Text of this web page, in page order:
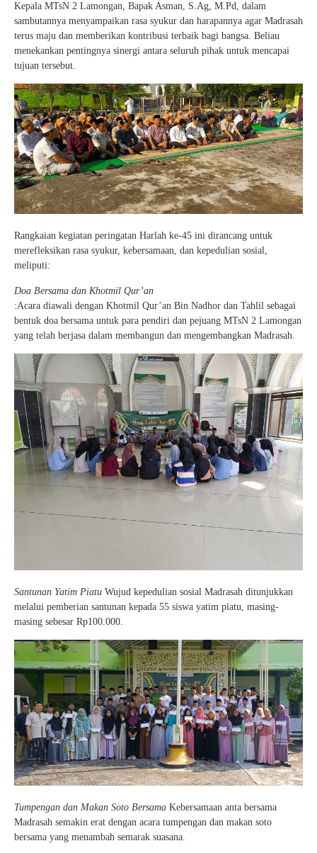
Kepala MTsN 2 Lamongan, Bapak Asman, S.Ag, M.Pd, dalam
sambutannya menyampaikan rasa syukur dan harapannya agar Madrasah
terus maju dan memberikan kontribusi terbaik bagi bangsa. Beliau
menekankan pentingnya sinergi antara seluruh pihak untuk mencapai
tujuan tersebut.
Rangkaian kegiatan peringatan Harlah ke-45 ini dirancang untuk
merefleksikan rasa syukur, kebersamaan, dan kepedulian sosial,
meliputi:
Doa Bersama dan Khotmil Qur’an
:Acara diawali dengan Khotmil Qur’an Bin Nadhor dan Tahlil sebagai
bentuk doa bersama untuk para pendiri dan pejuang MTsN 2 Lamongan
yang telah berjasa dalam membangun dan mengembangkan Madrasah.
Santunan Yatim Piatu Wujud kepedulian sosial Madrasah ditunjukkan
melalui pemberian santunan kepada 55 siswa yatim piatu, masing-
masing sebesar Rp100.000.
Tumpengan dan Makan Soto Bersama Kebersamaan anta bersama
Madrasah semakin erat dengan acara tumpengan dan makan soto
bersama yang menambah semarak suasana.